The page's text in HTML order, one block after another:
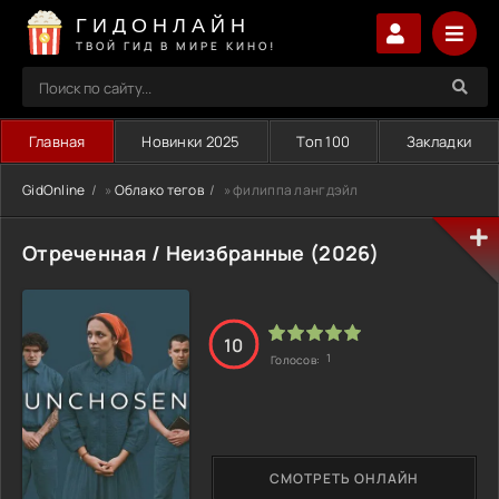
ГИДОНЛАЙН
ТВОЙ ГИД В МИРЕ КИНО!
Главная Новинки 2025 Топ 100 Закладки
GidOnline » Облако тегов » филиппа лангдэйл
Отреченная / Неизбранные (2026)
СМОТРЕТЬ ОНЛАЙН
10
Голосов: 1